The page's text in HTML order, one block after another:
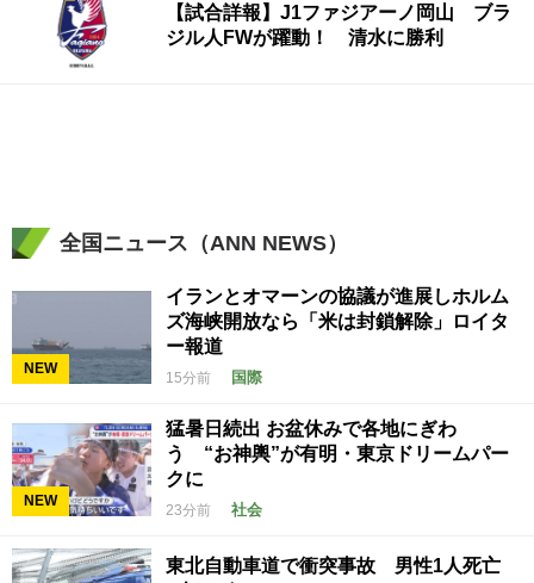
【試合詳報】J1ファジアーノ岡山 ブラ
ジル人FWが躍動！ 清水に勝利
全国ニュース（ANN NEWS）
NEW
イランとオマーンの協議が進展しホルム
ズ海峡開放なら「米は封鎖解除」ロイタ
ー報道
15分前 国際
NEW
猛暑日続出 お盆休みで各地にぎわ
う “お神輿”が有明・東京ドリームパー
クに
23分前 社会
東北自動車道で衝突事故 男性1人死亡